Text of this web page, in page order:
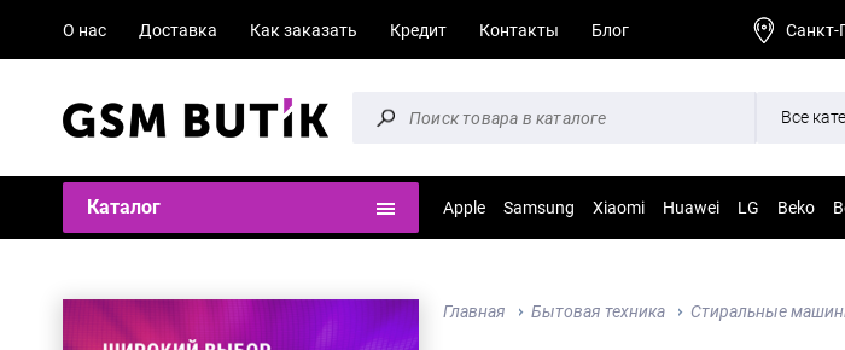
О нас Доставка Как заказать Кредит Контакты Блог Санкт-
Все
Каталог Apple Samsung Xiaomi Huawei LG Beko
Главная Бытовая техника Стиральные